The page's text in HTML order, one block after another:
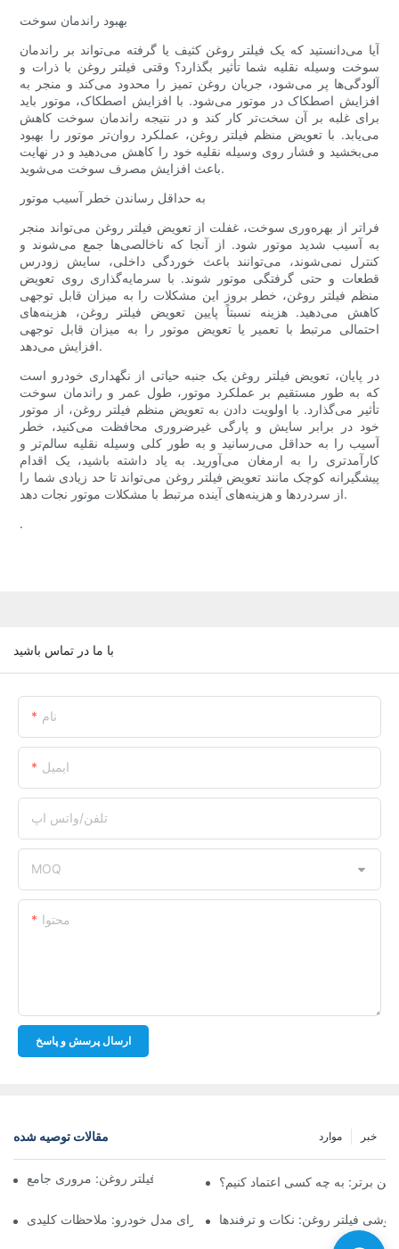
بهبود راندمان سوخت
آیا می‌دانستید که یک فیلتر روغن کثیف یا گرفته می‌تواند بر راندمان
سوخت وسیله نقلیه شما تأثیر بگذارد؟ وقتی فیلتر روغن با ذرات و
آلودگی‌ها پر می‌شود، جریان روغن تمیز را محدود می‌کند و منجر به
افزایش اصطکاک در موتور می‌شود. با افزایش اصطکاک، موتور باید
برای غلبه بر آن سخت‌تر کار کند و در نتیجه راندمان سوخت کاهش
می‌یابد. با تعویض منظم فیلتر روغن، عملکرد روان‌تر موتور را بهبود
می‌بخشید و فشار روی وسیله نقلیه خود را کاهش می‌دهید و در نهایت
باعث افزایش مصرف سوخت می‌شوید.
به حداقل رساندن خطر آسیب موتور
فراتر از بهره‌وری سوخت، غفلت از تعویض فیلتر روغن می‌تواند منجر
به آسیب شدید موتور شود. از آنجا که ناخالصی‌ها جمع می‌شوند و
کنترل نمی‌شوند، می‌توانند باعث خوردگی داخلی، سایش زودرس
قطعات و حتی گرفتگی موتور شوند. با سرمایه‌گذاری روی تعویض
منظم فیلتر روغن، خطر بروز این مشکلات را به میزان قابل توجهی
کاهش می‌دهید. هزینه نسبتاً پایین تعویض فیلتر روغن، هزینه‌های
احتمالی مرتبط با تعمیر یا تعویض موتور را به میزان قابل توجهی
افزایش می‌دهد.
در پایان، تعویض فیلتر روغن یک جنبه حیاتی از نگهداری خودرو است
که به طور مستقیم بر عملکرد موتور، طول عمر و راندمان سوخت
تأثیر می‌گذارد. با اولویت دادن به تعویض منظم فیلتر روغن، از موتور
خود در برابر سایش و پارگی غیرضروری محافظت می‌کنید، خطر
آسیب را به حداقل می‌رسانید و به طور کلی وسیله نقلیه سالم‌تر و
کارآمدتری را به ارمغان می‌آورید. به یاد داشته باشید، یک اقدام
پیشگیرانه کوچک مانند تعویض فیلتر روغن می‌تواند تا حد زیادی شما را
از سردردها و هزینه‌های آینده مرتبط با مشکلات موتور نجات دهد.
.
با ما در تماس باشید
نام
ایمیل
تلفن/واتس اپ
MOQ
محتوا
ارسال پرسش و پاسخ
مقالات توصیه شده خبر موارد
شرکت‌های برتر تولیدکننده فیلتر روغن: مروری جامعبرتر: به چه کسی اعتماد کنیم؟
انتخاب فیلتر روغن مناسب برای مدل خودرو: ملاحظات کلیدی
فیلتر روغن: نکات و ترفندها